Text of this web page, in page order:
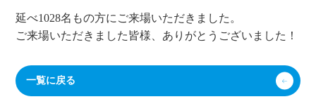
延べ1028名もの方にご来場いただきました。
ご来場いただきました皆様、ありがとうございました！
一覧に戻る